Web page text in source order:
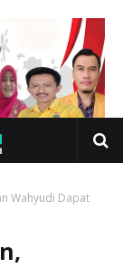
Wahyudi Dapat